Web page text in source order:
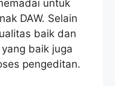
untuk
DAW. Selain
baik dan
baik juga
pengeditan.